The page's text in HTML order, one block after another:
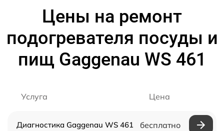
Цены на ремонт
подогревателя посуды и
пищ Gaggenau WS 461
Услуга Цена
Диагностика Gaggenau WS 461 бесплатно